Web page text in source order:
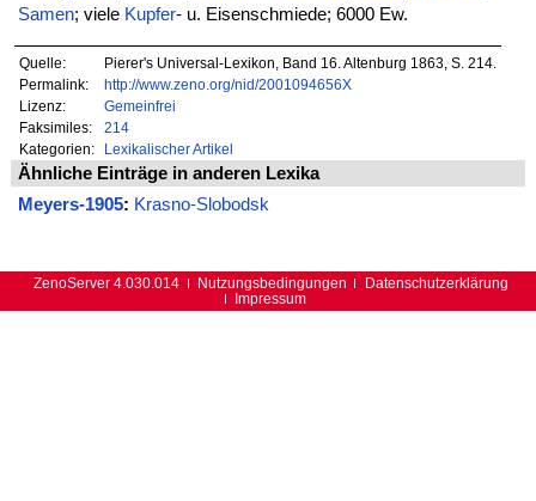
Samen; viele Kupfer- u. Eisenschmiede; 6000 Ew.
Quelle:
Pierer's Universal-Lexikon, Band 16. Altenburg 1863, S. 214.
Permalink:
http://www.zeno.org/nid/2001094656X
Lizenz:
Gemeinfrei
Faksimiles:
214
Kategorien:
Lexikalischer Artikel
Ähnliche Einträge in anderen Lexika
Meyers-1905: Krasno-Slobodsk
ZenoServer 4.030.014 Nutzungsbedingungen
Datenschutzerklärung
Impressum